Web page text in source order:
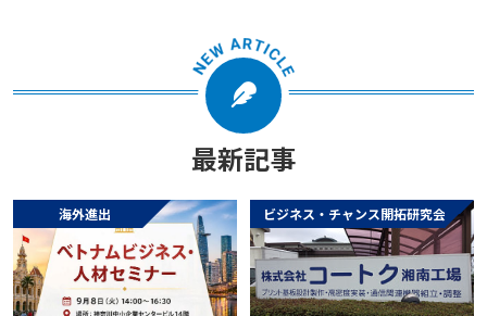
最新記事
海外進出 ビジネス・チャンス開拓研究会